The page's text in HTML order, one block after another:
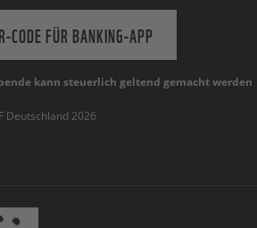
CODE FÜR BANKING-APP
kann steuerlich geltend gemacht werden
Deutschland 2026